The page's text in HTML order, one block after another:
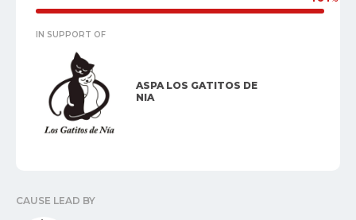
IN SUPPORT OF
ASPA LOS GATITOS DE
NIA
CAUSE LEAD BY